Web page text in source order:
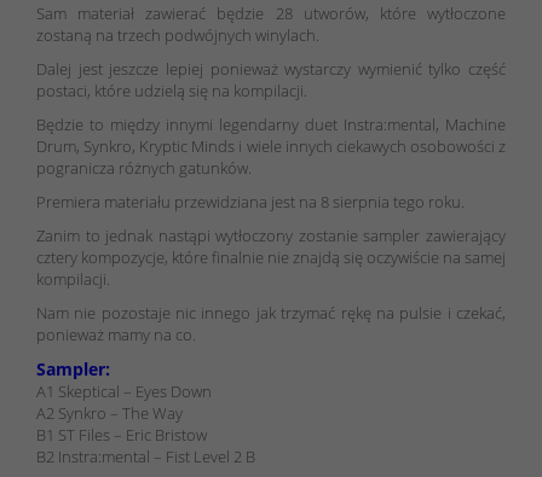
Sam materiał zawierać będzie 28 utworów, które wytłoczone
zostaną na trzech podwójnych winylach.
Dalej jest jeszcze lepiej ponieważ wystarczy wymienić tylko część
postaci, które udzielą się na kompilacji.
Będzie to między innymi legendarny duet Instra:mental, Machine
Drum, Synkro, Kryptic Minds i wiele innych ciekawych osobowości z
pogranicza różnych gatunków.
Premiera materiału przewidziana jest na 8 sierpnia tego roku.
Zanim to jednak nastąpi wytłoczony zostanie sampler zawierający
cztery kompozycje, które finalnie nie znajdą się oczywiście na samej
kompilacji.
Nam nie pozostaje nic innego jak trzymać rękę na pulsie i czekać,
ponieważ mamy na co.
Sampler:
A1 Skeptical – Eyes Down
A2 Synkro – The Way
B1 ST Files – Eric Bristow
B2 Instra:mental – Fist Level 2 B